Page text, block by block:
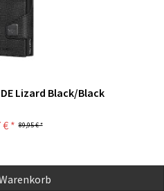
Lizard Black/Black
89,95 € *
€ *